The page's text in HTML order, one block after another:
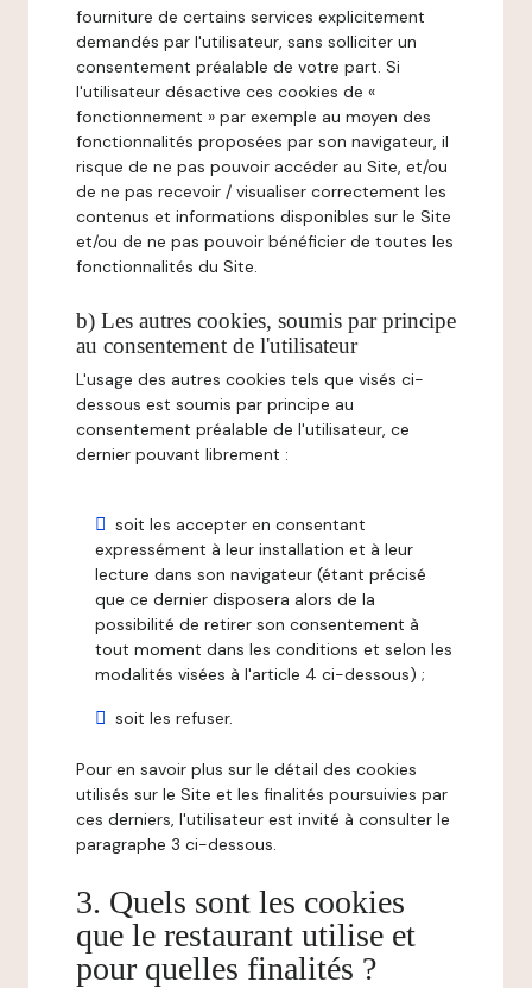
fourniture de certains services explicitement
demandés par l'utilisateur, sans solliciter un
consentement préalable de votre part. Si
l'utilisateur désactive ces cookies de «
fonctionnement » par exemple au moyen des
fonctionnalités proposées par son navigateur, il
risque de ne pas pouvoir accéder au Site, et/ou
de ne pas recevoir / visualiser correctement les
contenus et informations disponibles sur le Site
et/ou de ne pas pouvoir bénéficier de toutes les
fonctionnalités du Site.
b) Les autres cookies, soumis par principe
au consentement de l'utilisateur
L'usage des autres cookies tels que visés ci-
dessous est soumis par principe au
consentement préalable de l'utilisateur, ce
dernier pouvant librement :
soit les accepter en consentant
expressément à leur installation et à leur
lecture dans son navigateur (étant précisé
que ce dernier disposera alors de la
possibilité de retirer son consentement à
tout moment dans les conditions et selon les
modalités visées à l'article 4 ci-dessous) ;
soit les refuser.
Pour en savoir plus sur le détail des cookies
utilisés sur le Site et les finalités poursuivies par
ces derniers, l'utilisateur est invité à consulter le
paragraphe 3 ci-dessous.
3. Quels sont les cookies
que le restaurant utilise et
pour quelles finalités ?